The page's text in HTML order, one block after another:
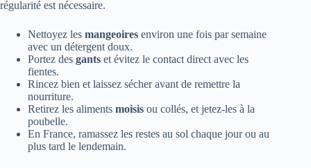
régularité est nécessaire.
Nettoyez les mangeoires environ une fois par semaine
avec un détergent doux.
Portez des gants et évitez le contact direct avec les
fientes.
Rincez bien et laissez sécher avant de remettre la
nourriture.
Retirez les aliments moisis ou collés, et jetez-les à la
poubelle.
En France, ramassez les restes au sol chaque jour ou au
plus tard le lendemain.